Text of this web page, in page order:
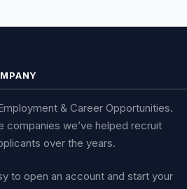
& Career Opportunities.
companies we’ve helped recruit
over the years.
to open an account and start your